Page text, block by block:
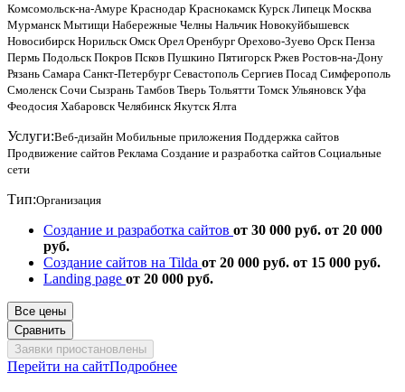
Комсомольск-на-Амуре Краснодар Краснокамск Курск Липецк Москва
Мурманск Мытищи Набережные Челны Нальчик Новокуйбышевск
Новосибирск Норильск Омск Орел Оренбург Орехово-Зуево Орск Пенза
Пермь Подольск Покров Псков Пушкино Пятигорск Ржев Ростов-на-Дону
Рязань Самара Санкт-Петербург Севастополь Сергиев Посад Симферополь
Смоленск Сочи Сызрань Тамбов Тверь Тольятти Томск Ульяновск Уфа
Феодосия Хабаровск Челябинск Якутск Ялта
Услуги:Веб-дизайн Мобильные приложения Поддержка сайтов
Продвижение сайтов Реклама Создание и разработка сайтов Социальные
сети
Тип:Организация
Создание и разработка сайтов от 30 000 руб. от 20 000
руб.
Создание сайтов на Tilda от 20 000 руб. от 15 000 руб.
Landing page от 20 000 руб.
Все цены
Сравнить
Заявки приостановлены
Перейти на сайтПодробнее